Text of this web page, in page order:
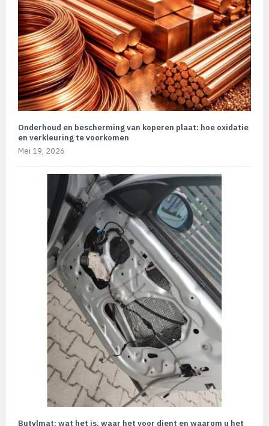
Onderhoud en bescherming van koperen plaat: hoe oxidatie
en verkleuring te voorkomen
Mei 19, 2026
Butylmat: wat het is, waar het voor dient en waarom u het